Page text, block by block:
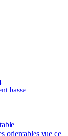
basse
orientables vue de